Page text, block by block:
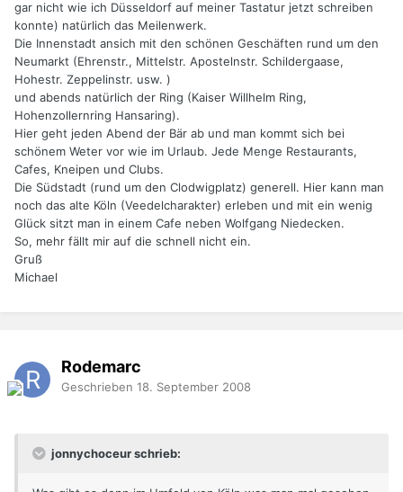
gar nicht wie ich Düsseldorf auf meiner Tastatur jetzt schreiben
konnte) natürlich das Meilenwerk.
Die Innenstadt ansich mit den schönen Geschäften rund um den
Neumarkt (Ehrenstr., Mittelstr. Apostelnstr. Schildergaase,
Hohestr. Zeppelinstr. usw. )
und abends natürlich der Ring (Kaiser Willhelm Ring,
Hohenzollernring Hansaring).
Hier geht jeden Abend der Bär ab und man kommt sich bei
schönem Weter vor wie im Urlaub. Jede Menge Restaurants,
Cafes, Kneipen und Clubs.
Die Südstadt (rund um den Clodwigplatz) generell. Hier kann man
noch das alte Köln (Veedelcharakter) erleben und mit ein wenig
Glück sitzt man in einem Cafe neben Wolfgang Niedecken.
So, mehr fällt mir auf die schnell nicht ein.
Gruß
Michael
Rodemarc
Geschrieben 18. September 2008
jonnychoceur schrieb: